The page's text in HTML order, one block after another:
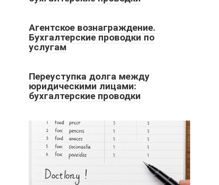
Агентское вознаграждение.
Бухгалтерские проводки по
услугам
Переуступка долга между
юридическими лицами:
бухгалтерские проводки